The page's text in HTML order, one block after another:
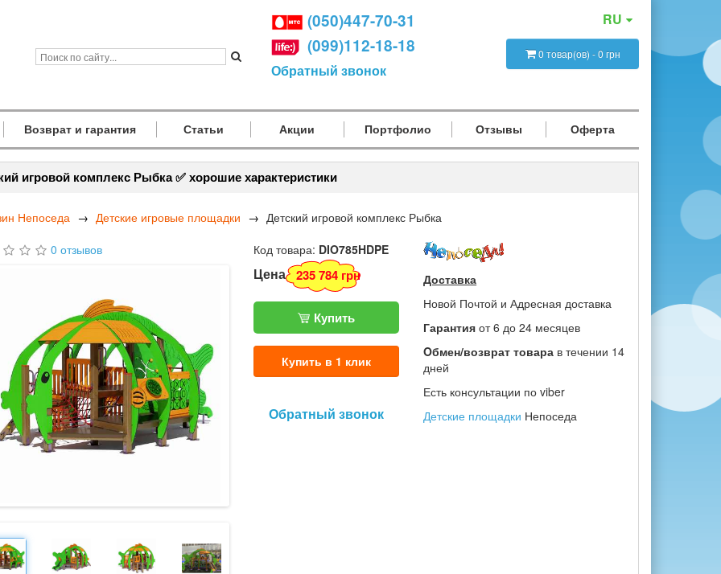
(050)447-70-31
(099)112-18-18
Обратный звонок
RU
0 товар(ов) - 0 грн
Возврат и гарантия Статьи Акции Портфолио Отзывы Оферта
игровой комплекс Рыбка ✅ хорошие характеристики
Непоседа Детские игровые площадки
Детский игровой комплекс Рыбка
0 отзывов
Код товара: DIO785HDPE
Цена 235 784 грн
Купить
Купить в 1 клик
Обратный звонок
Доставка
Новой Почтой и Адресная доставка
Гарантия от 6 до 24 месяцев
Oбмен/возврат товара в течении 14
дней
Есть консультации по viber
Детские площадки Непоседа